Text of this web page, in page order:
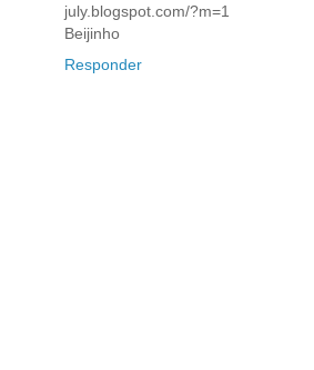
july.blogspot.com/?m=1
Beijinho
Responder